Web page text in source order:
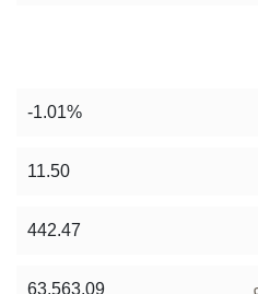
-1.01%
11.50
442.47